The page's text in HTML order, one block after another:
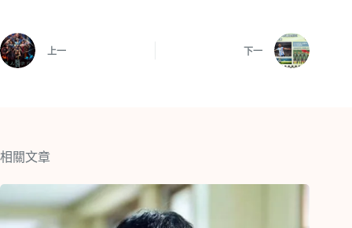
上一 下一
相關文章